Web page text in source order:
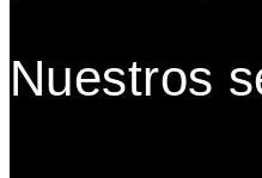
Nuestros